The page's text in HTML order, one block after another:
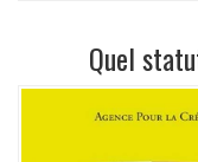
Quel